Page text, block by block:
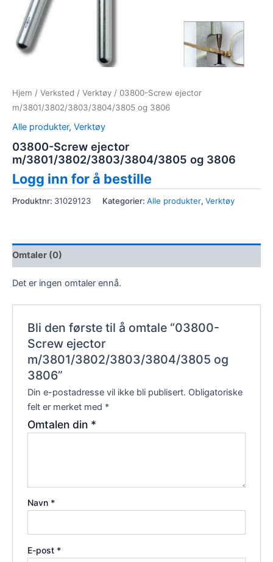
Hjem / Verksted / Verktøy / 03800-Screw ejector
m/3801/3802/3803/3804/3805 og 3806
Alle produkter, Verktøy
03800-Screw ejector
m/3801/3802/3803/3804/3805 og 3806
Logg inn for å bestille
Produktnr: 31029123 Kategorier: Alle produkter, Verktøy
Omtaler (0)
Det er ingen omtaler ennå.
Bli den første til å omtale “03800-
Screw ejector
m/3801/3802/3803/3804/3805 og
3806”
Din e-postadresse vil ikke bli publisert. Obligatoriske
felt er merket med *
Omtalen din *
Navn *
E-post *